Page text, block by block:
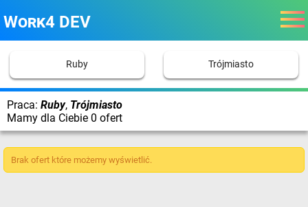
Work4 DEV
Ruby Trójmiasto
Praca: Ruby, Trójmiasto
Mamy dla Ciebie 0 ofert
Brak ofert które możemy wyświetlić.